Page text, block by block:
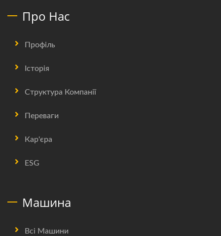
Про Нас
Профіль
Історія
Структура Компанії
Переваги
Кар'єра
ESG
Машина
Всі Машини